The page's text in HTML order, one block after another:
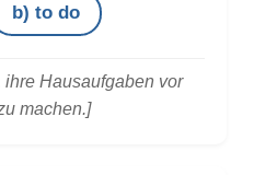
b) to do
Hausaufgaben vor
machen.]